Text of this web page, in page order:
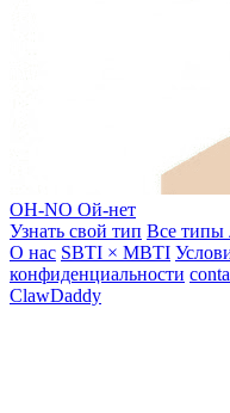
OH-NO Ой-нет
Узнать свой тип Все типы
О нас SBTI × MBTI
конфиденциальности
ClawDaddy